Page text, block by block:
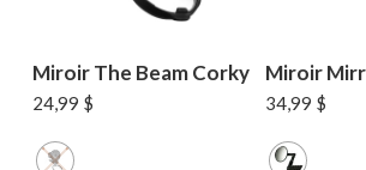
Miroir The Beam Corky
24,99 $
Miroir
34,99 $